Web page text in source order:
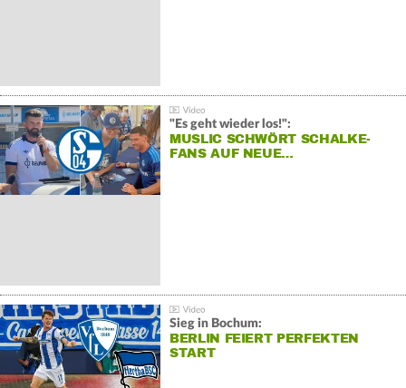
"Es geht wieder los!":
MUSLIC SCHWÖRT SCHALKE-
FANS AUF NEUE…
Sieg in Bochum:
BERLIN FEIERT PERFEKTEN
START